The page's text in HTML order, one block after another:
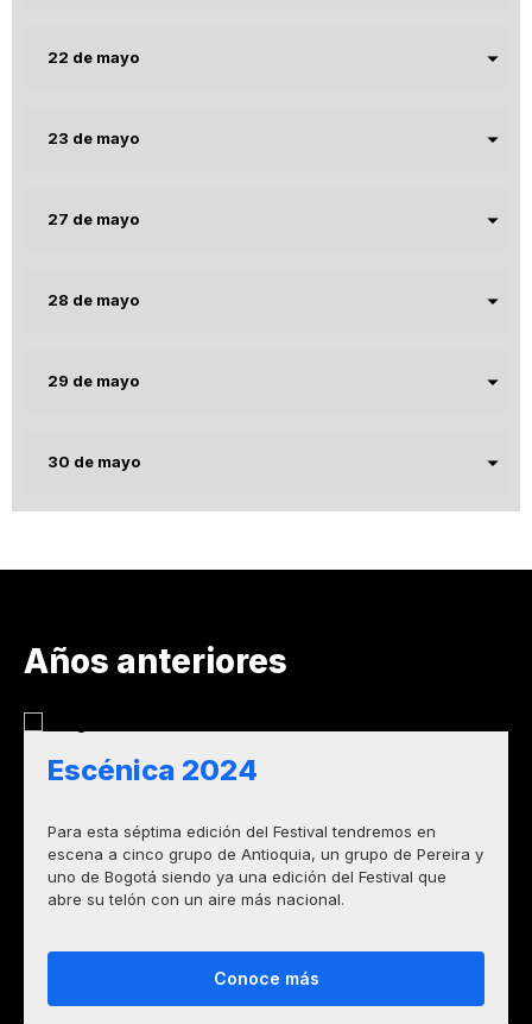
22 de mayo
23 de mayo
27 de mayo
28 de mayo
29 de mayo
30 de mayo
Años anteriores
Escénica 2024
Para esta séptima edición del Festival tendremos en
escena a cinco grupo de Antioquia, un grupo de Pereira y
uno de Bogotá siendo ya una edición del Festival que
abre su telón con un aire más nacional.
Conoce más